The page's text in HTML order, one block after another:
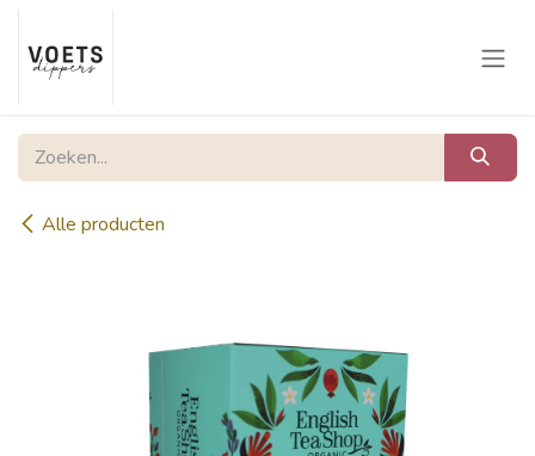
Overslaan naar inhoud
Alle producten